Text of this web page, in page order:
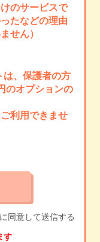
のサービスで
たなどの理由
せん）
、保護者の方
のオプションの
利用できませ
に同意して送信する
す